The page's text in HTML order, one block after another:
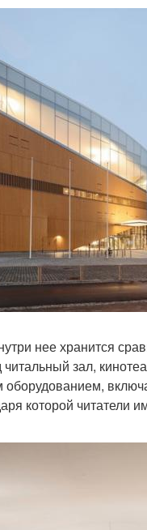
нее хранится
зал,
которой читатели